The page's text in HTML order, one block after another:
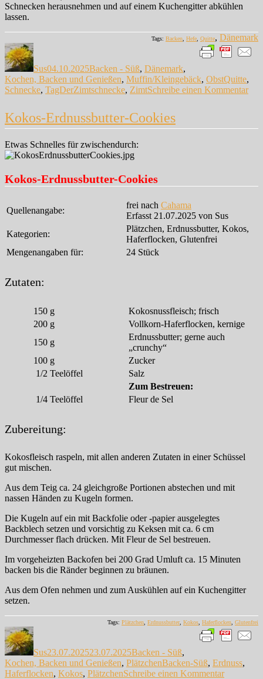
Schnecken herausnehmen und auf einem Kuchengitter abkühlen
lassen.
Tags: Backen, Hefe, Quitte, Dänemark
Autor
Sus04.10.2025Backen - Süß, Dänemark,
Kochen, Backen und Genießen, Muffin/Kleingebäck, ObstQuitte,
Schnecke, TagDerZimtschnecke, ZimtSchreibe einen Kommentarzu
Kokos-Erdnussbutter-Cookies
Etwas Schnelles für zwischendurch:
Kokos-Erdnussbutter-Cookies
Quellenangabe:
frei nach Cahama
Erfasst 21.07.2025 von Sus
Kategorien:
Plätzchen, Erdnussbutter, Kokos,
Haferflocken, Glutenfrei
Mengenangaben für:
24 Stück
Zutaten:
150 g
Kokosnussfleisch; frisch
200 g
Vollkorn-Haferflocken, kernige
150 g
Erdnussbutter; gerne auch
„crunchy“
100 g
Zucker
1/2 Teelöffel
Salz
Zum Bestreuen:
1/4 Teelöffel Fleur de Sel
Zubereitung:
Kokosfleisch raspeln, mit allen anderen Zutaten in einer Schüssel
gut mischen.
Aus dem Teig ca. 24 gleichgroße Portionen abstechen und mit
nassen Händen zu Kugeln formen.
Die Kugeln auf ein mit Backfolie oder -papier ausgelegtes
Backblech setzen und vorsichtig zu Keksen mit ca. 6 cm
Durchmesser flach drücken. Mit Fleur de Sel bestreuen.
Im vorgeheizten Backofen bei 200 Grad Umluft ca. 15 Minuten
backen bis die Ränder beginnen zu bräunen.
Aus dem Ofen nehmen und zum Auskühlen auf ein Kuchengitter
setzen.
Tags: Plätzchen Erdnussbutter, Kokos Haferflocken Glutenfrei
Autor
Sus23.07.202523.07.2025Backen - Süß,
Kochen, Backen und Genießen, PlätzchenSchlagwörter
Backen-Süß, Erdnuss,
Haferflocken, Kokos, PlätzchenSchreibe einen Kommentarzu